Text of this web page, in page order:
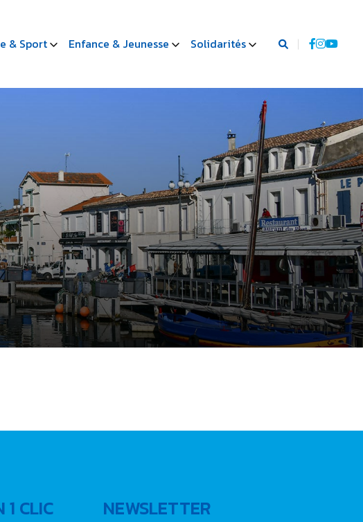
& Sport Enfance & Jeunesse Solidarités
1 CLIC NEWSLETTER